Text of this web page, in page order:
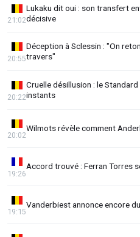
Lukaku dit oui : son transfert
décisive
21:02
Déception à Sclessin : "On
travers"
20:55
Cruelle désillusion : le
instants
20:22
Wilmots révèle comment
20:02
Accord trouvé : Ferran Torres
19:26
Vanderbiest annonce encore
19:15